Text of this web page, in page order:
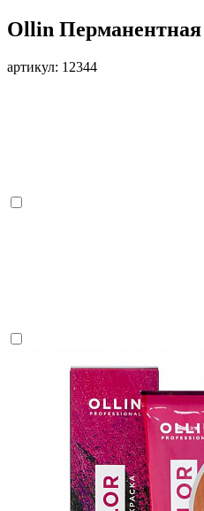
Ollin Перманентная
артикул: 12344